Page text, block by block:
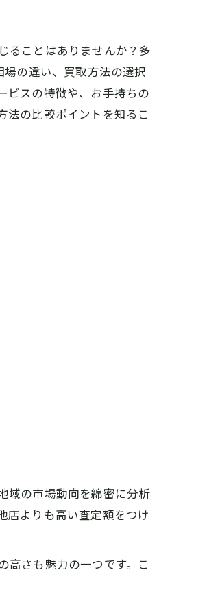
ることはありませんか？多
の違い、買取方法の選択
ビスの特徴や、お手持ちの
法の比較ポイントを知るこ
域の市場動向を綿密に分析
店よりも高い査定額をつけ
高さも魅力の一つです。こ